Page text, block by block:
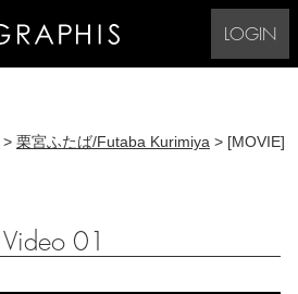
LOGIN
> 栗宮ふたば/Futaba Kurimiya > [MOVIE]
Video 01